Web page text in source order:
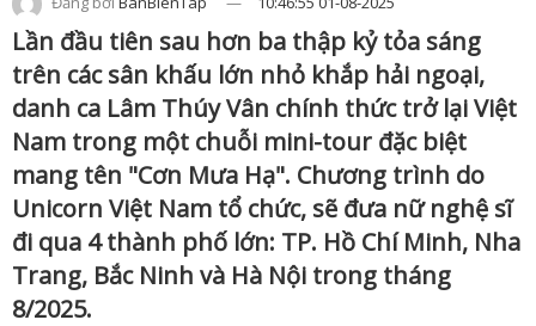
Lần đầu tiên sau hơn ba thập kỷ tỏa sáng
trên các sân khấu lớn nhỏ khắp hải ngoại,
danh ca Lâm Thúy Vân chính thức trở lại Việt
Nam trong một chuỗi mini-tour đặc biệt
mang tên "Cơn Mưa Hạ". Chương trình do
Unicorn Việt Nam tổ chức, sẽ đưa nữ nghệ sĩ
đi qua 4 thành phố lớn: TP. Hồ Chí Minh, Nha
Trang, Bắc Ninh và Hà Nội trong tháng
8/2025.